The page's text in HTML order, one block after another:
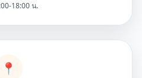
18:00 น.
📍